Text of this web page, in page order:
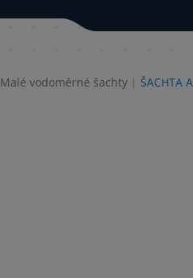
Malé vodoměrné šachty ŠACHTA